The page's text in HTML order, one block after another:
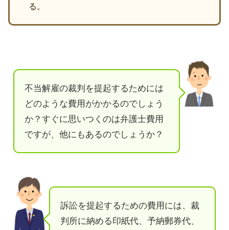
る。
不当解雇の裁判を提起するためには
どのような費用がかかるのでしょう
か？すぐに思いつくのは弁護士費用
ですが、他にもあるのでしょうか？
訴訟を提起するための費用には、裁
判所に納める印紙代、予納郵券代、